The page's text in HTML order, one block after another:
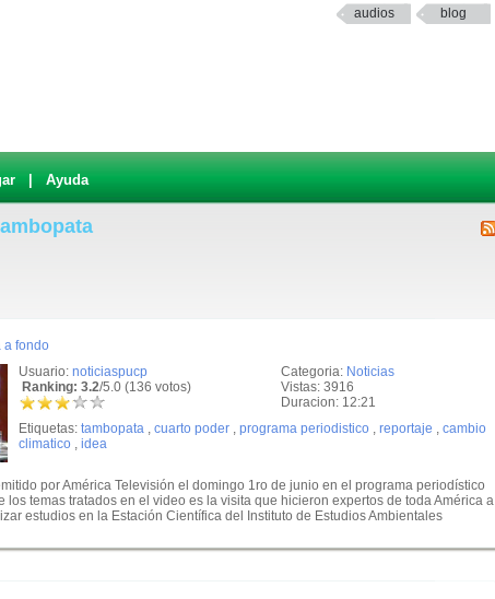
audios blog
Ayuda
a fondo
Categoria: Noticias
Vistas: 3916
Duracion: 12:21
Usuario: noticiaspucp
Ranking: 3.2/5.0 (136 votos)
Etiquetas: tambopata , cuarto poder , programa periodistico , reportaje , cambio
climatico , idea
por América Televisión el domingo 1ro de junio en el programa periodístico
los temas tratados en el video es la visita que hicieron expertos de toda América a
estudios en la Estación Científica del Instituto de Estudios Ambientales